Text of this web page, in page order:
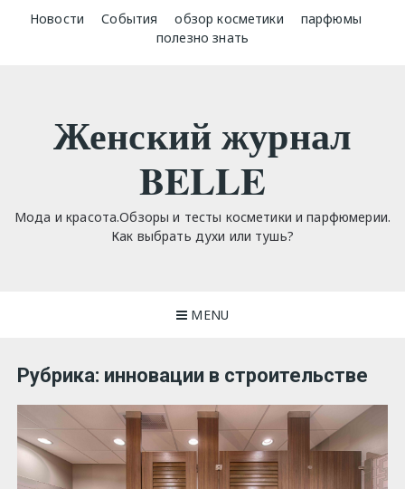
Новости События обзор косметики
парфюмы
полезно знать
Женский журнал
BELLE
Мода и красота.Обзоры и тесты косметики и парфюмерии.
Как выбрать духи или тушь?
MENU
Рубрика: инновации в строительстве